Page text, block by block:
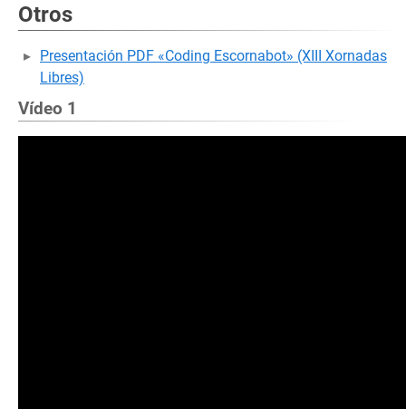
Otros
Presentación PDF «Coding Escornabot» (XIII Xornadas
Libres)
Vídeo 1